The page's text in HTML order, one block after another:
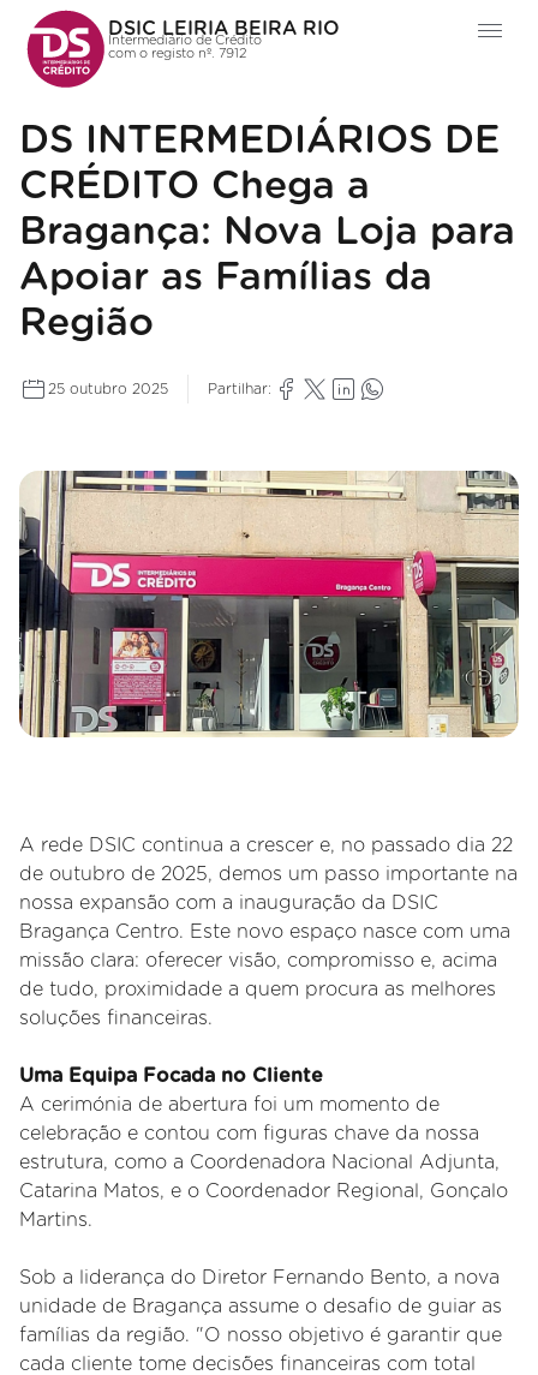
DSIC LEIRIA BEIRA RIO
Intermediário de Crédito
com o registo nº. 7912
DS INTERMEDIÁRIOS DE
CRÉDITO Chega a
Bragança: Nova Loja para
Apoiar as Famílias da
Região
25 outubro 2025 Partilhar:
A rede DSIC continua a crescer e, no passado dia 22
de outubro de 2025, demos um passo importante na
nossa expansão com a inauguração da DSIC
Bragança Centro. Este novo espaço nasce com uma
missão clara: oferecer visão, compromisso e, acima
de tudo, proximidade a quem procura as melhores
soluções financeiras.
Uma Equipa Focada no Cliente
A cerimónia de abertura foi um momento de
celebração e contou com figuras chave da nossa
estrutura, como a Coordenadora Nacional Adjunta,
Catarina Matos, e o Coordenador Regional, Gonçalo
Martins.
Sob a liderança do Diretor Fernando Bento, a nova
unidade de Bragança assume o desafio de guiar as
famílias da região. "O nosso objetivo é garantir que
cada cliente tome decisões financeiras com total